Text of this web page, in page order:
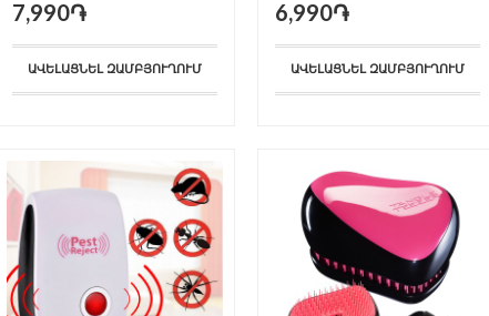
7,990֏
ԱՎԵԼԱՑՆԵԼ ԶԱՄԲՅՈՒՂՈՒՄ
6,990֏
ԱՎԵԼԱՑՆԵԼ ԶԱՄԲՅՈՒՂՈՒՄ